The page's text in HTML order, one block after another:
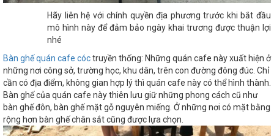
Hãy liên hệ với chính quyền địa phương trước khi bắt đầu
mô hình này để đảm bảo ngày khai trương được thuận lợi
nhé
Bàn ghế quán cafe cóctruyền thống: Những quán cafe này xuất hiện ở
những nơi công sở, trường học, khu dân, trên con đường đông đúc. Chỉ
cần có địa điểm, không gian hợp lý thì quán cafe này có thể hình thành.
Bàn ghế của quán cafe này thiên lưu giữ những phong cách cũ như
bàn ghế đôn, bàn ghế mặt gỗ nguyên miếng. Ở những nơi có mặt bằng
rộng hơn bàn ghế chân sắt cũng được lựa chọn.